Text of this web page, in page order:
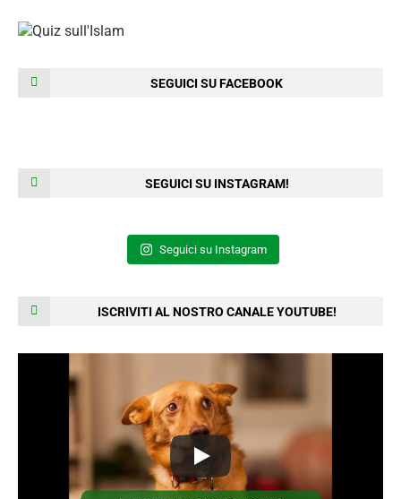
SEGUICI SU FACEBOOK
SEGUICI SU INSTAGRAM!
Seguici su Instagram
ISCRIVITI AL NOSTRO CANALE YOUTUBE!